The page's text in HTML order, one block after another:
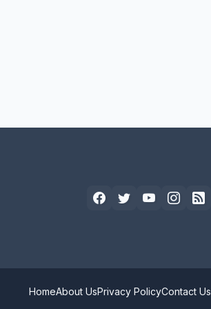
HomeAbout UsPrivacy PolicyContact Us